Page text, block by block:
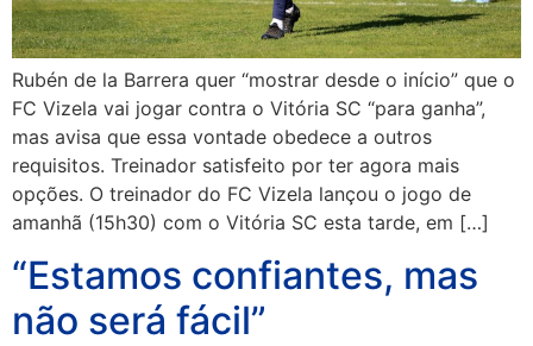
Rubén de la Barrera quer “mostrar desde o início” que o
FC Vizela vai jogar contra o Vitória SC “para ganha”,
mas avisa que essa vontade obedece a outros
requisitos. Treinador satisfeito por ter agora mais
opções. O treinador do FC Vizela lançou o jogo de
amanhã (15h30) com o Vitória SC esta tarde, em […]
“Estamos confiantes, mas
não será fácil”